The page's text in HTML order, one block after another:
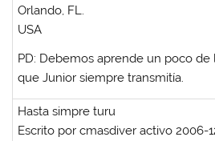
Orlando, FL.
USA
PD: Debemos aprende un poco de
que Junior siempre transmitía.
Hasta simpre turu
Escrito por cmasdiver activo 2006-